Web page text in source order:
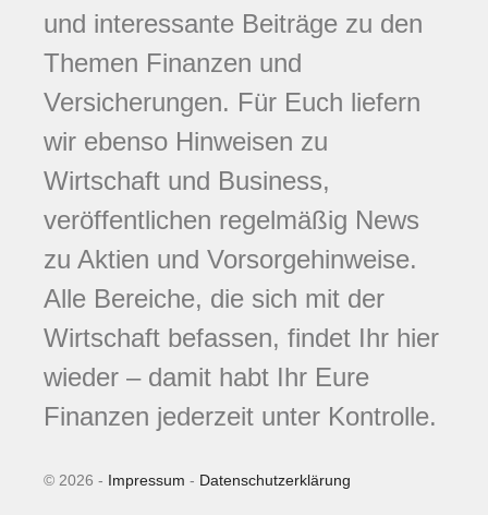
und interessante Beiträge zu den
Themen Finanzen und
Versicherungen. Für Euch liefern
wir ebenso Hinweisen zu
Wirtschaft und Business,
veröffentlichen regelmäßig News
zu Aktien und Vorsorgehinweise.
Alle Bereiche, die sich mit der
Wirtschaft befassen, findet Ihr hier
wieder – damit habt Ihr Eure
Finanzen jederzeit unter Kontrolle.
© 2026 - Impressum - Datenschutzerklärung